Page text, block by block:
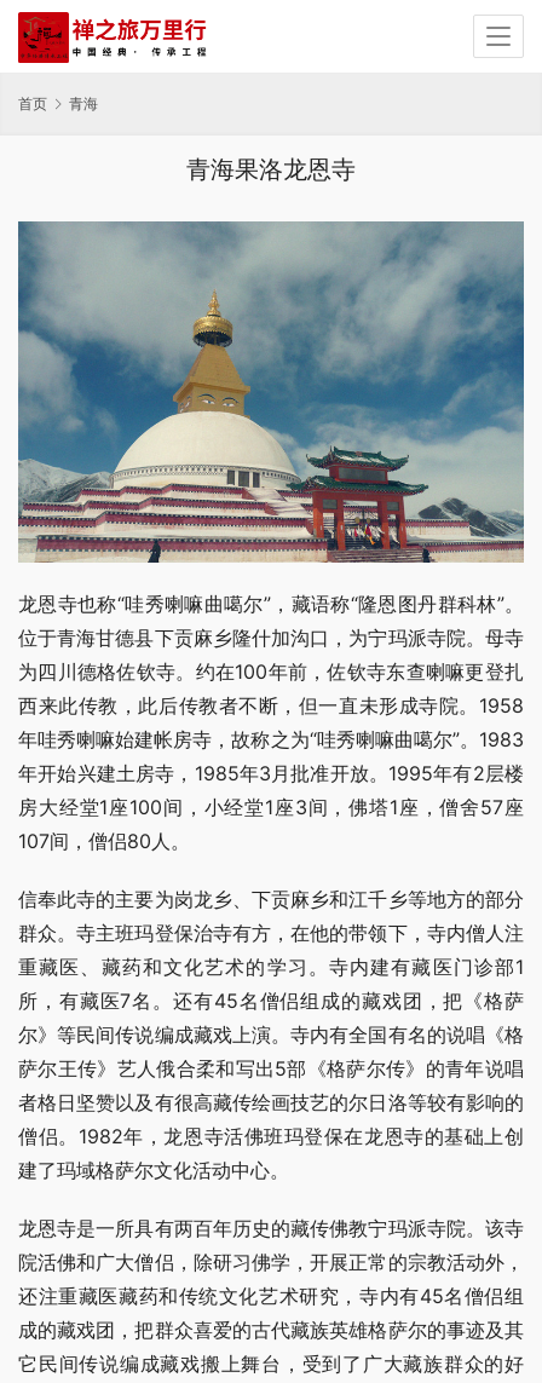
首页 青海
青海果洛龙恩寺
龙恩寺也称“哇秀喇嘛曲噶尔”，藏语称“隆恩图丹群科林”。
位于青海甘德县下贡麻乡隆什加沟口，为宁玛派寺院。母寺
为四川德格佐钦寺。约在100年前，佐钦寺东查喇嘛更登扎
西来此传教，此后传教者不断，但一直未形成寺院。1958
年哇秀喇嘛始建帐房寺，故称之为“哇秀喇嘛曲噶尔”。1983
年开始兴建土房寺，1985年3月批准开放。1995年有2层楼
房大经堂1座100间，小经堂1座3间，佛塔1座，僧舍57座
107间，僧侣80人。
信奉此寺的主要为岗龙乡、下贡麻乡和江千乡等地方的部分
群众。寺主班玛登保治寺有方，在他的带领下，寺内僧人注
重藏医、藏药和文化艺术的学习。寺内建有藏医门诊部1
所，有藏医7名。还有45名僧侣组成的藏戏团，把《格萨
尔》等民间传说编成藏戏上演。寺内有全国有名的说唱《格
萨尔王传》艺人俄合柔和写出5部《格萨尔传》的青年说唱
者格日坚赞以及有很高藏传绘画技艺的尔日洛等较有影响的
僧侣。1982年，龙恩寺活佛班玛登保在龙恩寺的基础上创
建了玛域格萨尔文化活动中心。
龙恩寺是一所具有两百年历史的藏传佛教宁玛派寺院。该寺
院活佛和广大僧侣，除研习佛学，开展正常的宗教活动外，
还注重藏医藏药和传统文化艺术研究，寺内有45名僧侣组
成的藏戏团，把群众喜爱的古代藏族英雄格萨尔的事迹及其
它民间传说编成藏戏搬上舞台，受到了广大藏族群众的好